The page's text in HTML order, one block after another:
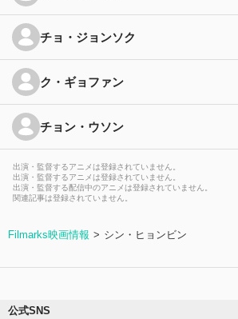
チョ・ジョンソク
ク・ギョファン
チョン・ウソン
出演・監督するアニメは登録されていません。
出演・監督するアニメは登録されていません。
出演・監督する配信中のアニメは登録されていません。
関連記事は登録されていません。
Filmarks映画情報 シン・ヒョンビン
公式SNS